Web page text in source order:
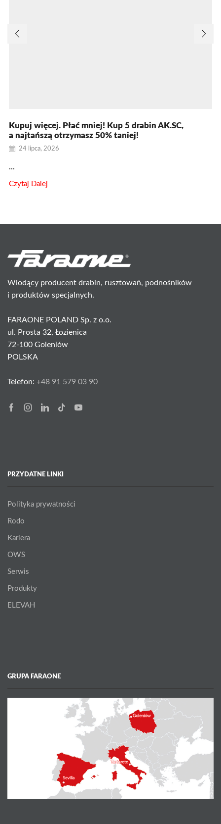
Kupuj więcej. Płać mniej! Kup 5 drabin AK.SC,
a najtańszą otrzymasz 50% taniej!
24 lipca, 2026
...
Czytaj Dalej
Wiodący producent drabin, rusztowań, podnośników
i produktów specjalnych.
FARAONE POLAND Sp. z o.o.
ul. Prosta 32, Łozienica
72-100 Goleniów
POLSKA
Telefon: +48 91 579 03 90
FacebookInstagram
Linkedin
Tik-
Youtube
PRZYDATNE LINKI
Polityka prywatności
Rodo
Kariera
OWS
Serwis
Produkty
ELEVAH
GRUPA FARAONE